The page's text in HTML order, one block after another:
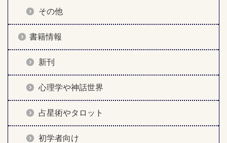
その他
書籍情報
新刊
心理学や神話世界
占星術やタロット
初学者向け